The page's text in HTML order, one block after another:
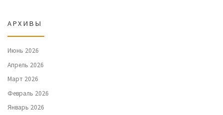
АРХИВЫ
Июнь 2026
Апрель 2026
Март 2026
Февраль 2026
Январь 2026